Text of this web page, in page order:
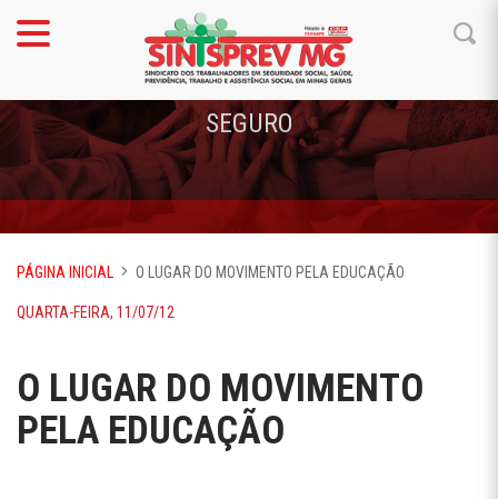
SEGURO
PÁGINA INICIAL O LUGAR DO MOVIMENTO PELA EDUCAÇÃO
QUARTA-FEIRA, 11/07/12
O LUGAR DO MOVIMENTO
PELA EDUCAÇÃO